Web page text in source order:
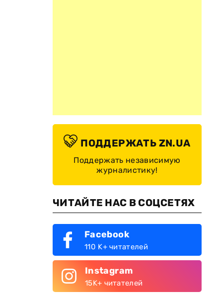
ПОДДЕРЖАТЬ ZN.UA
Поддержать независимую
журналистику!
ЧИТАЙТЕ НАС В СОЦСЕТЯХ
Facebook
110 K+ читателей
Instagram
15K+ читателей